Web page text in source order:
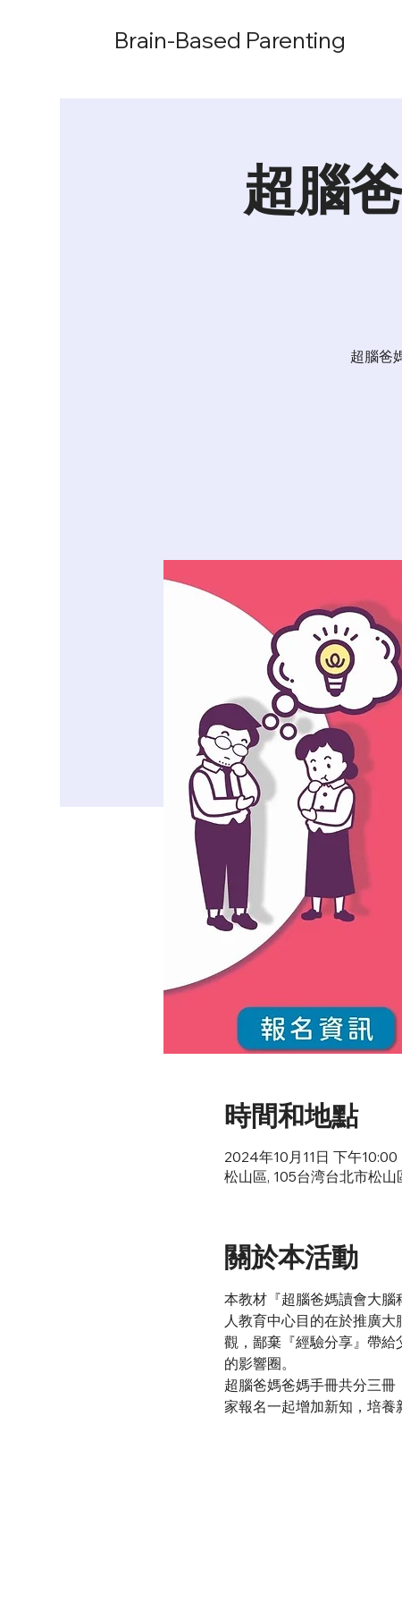
Brain-Based Parenting
超腦
超腦爸
時間和地點
2024年10月11日 下午
松山區, 105台湾台北市松
關於本活動
本教材『超腦爸媽讀會大
人教育中心目的在於推廣
觀，鄙棄『經驗分享』帶
的影響圈。
超腦爸媽爸媽手冊共分三
家報名一起增加新知，培養